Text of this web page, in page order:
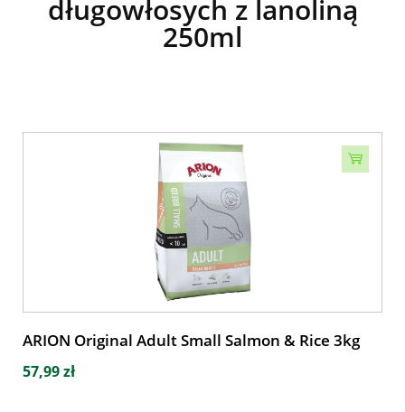
długowłosych z lanoliną
250ml
ARION Original Adult Small Salmon & Rice 3kg
57,99 zł